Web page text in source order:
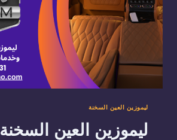
ليموزين العين السخنة
ليموزين العين السخنة